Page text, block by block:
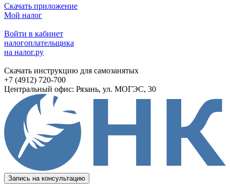
Скачать приложение
Мой налог
Войти в кабинет
налогоплательщика
на налог.ру
Скачать инструкцию для самозанятых
+7 (4912) 720-700
Центральный офис: Рязань, ул. МОГЭС, 30
Запись на консультацию